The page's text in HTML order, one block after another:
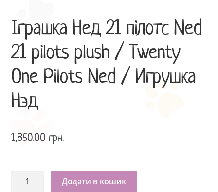
Іграшка Нед 21 пілотс Ned
21 pilots plush / Twenty
One Pilots Ned / Игрушка
Нэд
1,850.00 грн.
Додати в кошик